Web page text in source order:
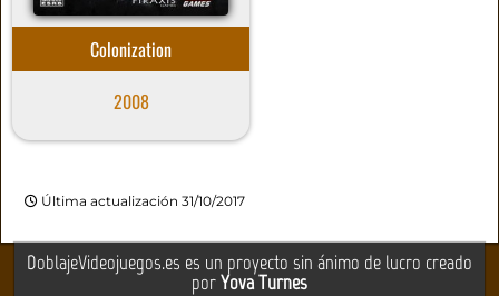
Colonization
2008
Última actualización 31/10/2017
DoblajeVideojuegos.es es un proyecto sin ánimo de lucro creado
porYova Turnes